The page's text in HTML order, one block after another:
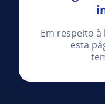
Em respeito
esta